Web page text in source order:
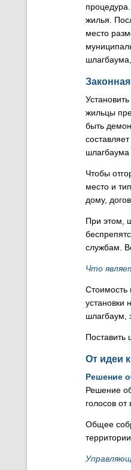
жилья.
место
жильцы
быть
шлагбаума
Чтобы
место и
дому,
При этом,
службам.
Что
Стоимость
установки
шлагбаум,
Поставить
От идеи
Решение
Решение
голосов от
Общее